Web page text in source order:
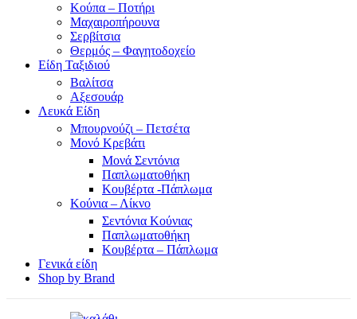
Κούπα – Ποτήρι
Μαχαιροπήρουνα
Σερβίτσια
Θερμός – Φαγητοδοχείο
Είδη Ταξιδιού
Βαλίτσα
Αξεσουάρ
Λευκά Είδη
Μπουρνούζι – Πετσέτα
Μονό Κρεβάτι
Μονά Σεντόνια
Παπλωματοθήκη
Κουβέρτα -Πάπλωμα
Κούνια – Λίκνο
Σεντόνια Κούνιας
Παπλωματοθήκη
Κουβέρτα – Πάπλωμα
Γενικά είδη
Shop by Brand